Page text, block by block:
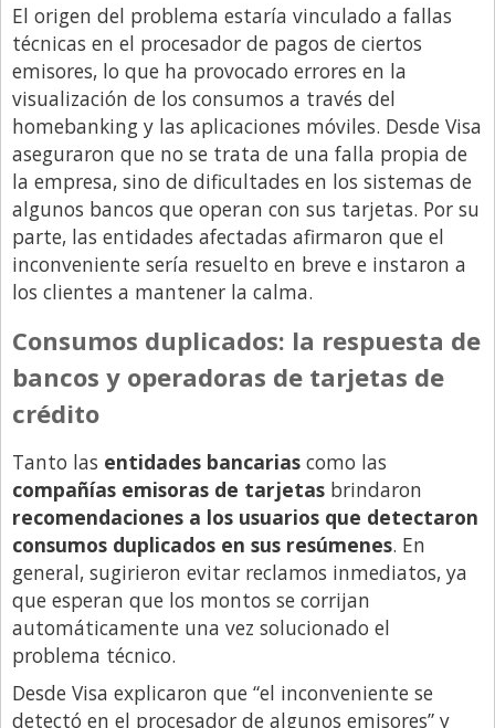
El origen del problema estaría vinculado a fallas
técnicas en el procesador de pagos de ciertos
emisores, lo que ha provocado errores en la
visualización de los consumos a través del
homebanking y las aplicaciones móviles. Desde Visa
aseguraron que no se trata de una falla propia de
la empresa, sino de dificultades en los sistemas de
algunos bancos que operan con sus tarjetas. Por su
parte, las entidades afectadas afirmaron que el
inconveniente sería resuelto en breve e instaron a
los clientes a mantener la calma.
Consumos duplicados: la respuesta de
bancos y operadoras de tarjetas de
crédito
Tanto las entidades bancarias como las
compañías emisoras de tarjetas brindaron
recomendaciones a los usuarios que detectaron
consumos duplicados en sus resúmenes. En
general, sugirieron evitar reclamos inmediatos, ya
que esperan que los montos se corrijan
automáticamente una vez solucionado el
problema técnico.
Desde Visa explicaron que “el inconveniente se
detectó en el procesador de algunos emisores” y